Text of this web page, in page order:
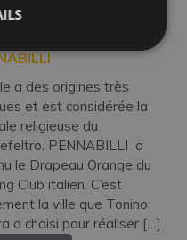
la suite…
a des origines très
et est considérée la
religieuse du
PENNABILLI a
le Drapeau Orange du
Club italien. C’est
la ville que Tonino
a choisi pour réaliser […]